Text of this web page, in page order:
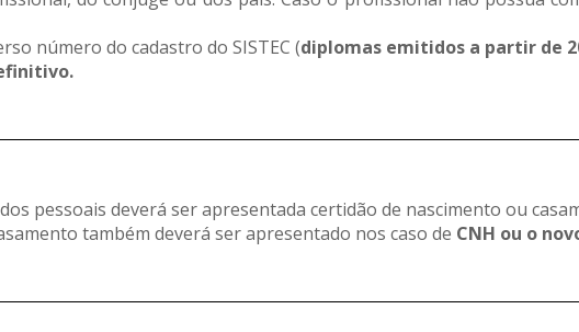
número do cadastro do SISTEC (diplomas emitidos a partir de
pessoais deverá ser apresentada certidão de nascimento ou
também deverá ser apresentado nos caso de CNH ou o